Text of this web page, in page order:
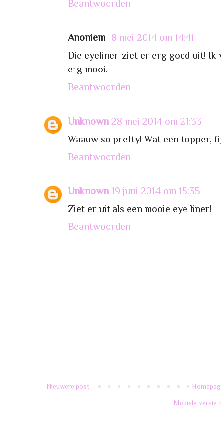
Beantwoorden
Anoniem 18 mei 2014 om 14:41
Die eyeliner ziet er erg goed uit! Ik
erg mooi.
Beantwoorden
Unknown 28 mei 2014 om 21:33
Waauw so pretty! Wat een topper,
Beantwoorden
Unknown 19 juni 2014 om 15:35
Ziet er uit als een mooie eye liner!
Beantwoorden
Nieuwere post
Mobiele versie